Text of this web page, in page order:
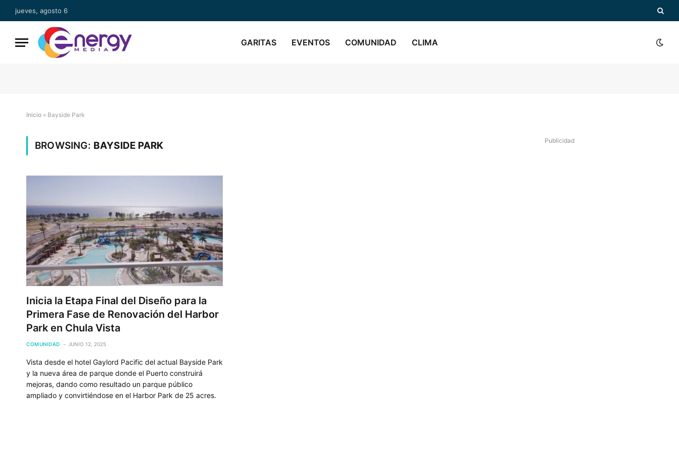
jueves, agosto 6
GARITAS EVENTOS COMUNIDAD CLIMA
Inicio » Bayside Park
BROWSING: BAYSIDE PARK
Inicia la Etapa Final del Diseño para la
Primera Fase de Renovación del Harbor
Park en Chula Vista
COMUNIDAD JUNIO 12, 2025
Vista desde el hotel Gaylord Pacific del actual Bayside Park
y la nueva área de parque donde el Puerto construirá
mejoras, dando como resultado un parque público
ampliado y convirtiéndose en el Harbor Park de 25 acres.
Publicidad